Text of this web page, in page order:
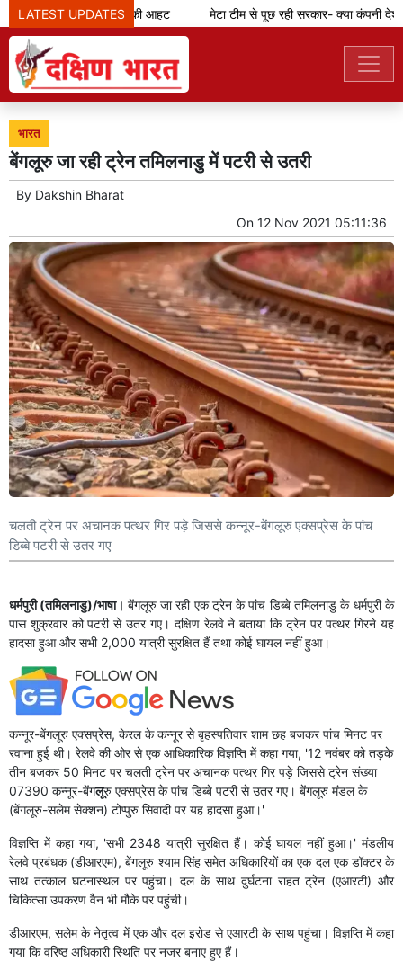
LATEST UPDATES
बांग्लादेश में 'तूफान' की आहट मेटा टीम से पूछ रही सरकार- क्या कंपनी देश
भारत
बेंगलूरु जा रही ट्रेन तमिलनाडु में पटरी से उतरी
By Dakshin Bharat
On 12 Nov 2021 05:11:36
चलती ट्रेन पर अचानक पत्थर गिर पड़े जिससे कन्नूर-बेंगलूरु एक्सप्रेस के पांच
डिब्बे पटरी से उतर गए
धर्मपुरी (तमिलनाडु)/भाषा। बेंगलूरु जा रही एक ट्रेन के पांच डिब्बे तमिलनाडु के धर्मपुरी के
पास शुक्रवार को पटरी से उतर गए। दक्षिण रेलवे ने बताया कि ट्रेन पर पत्थर गिरने यह
हादसा हुआ और सभी 2,000 यात्री सुरक्षित हैं तथा कोई घायल नहीं हुआ।
कन्नूर-बेंगलूरु एक्सप्रेस, केरल के कन्नूर से बृहस्पतिवार शाम छह बजकर पांच मिनट पर
रवाना हुई थी। रेलवे की ओर से एक आधिकारिक विज्ञप्ति में कहा गया, '12 नवंबर को तड़के
तीन बजकर 50 मिनट पर चलती ट्रेन पर अचानक पत्थर गिर पड़े जिससे ट्रेन संख्या
07390 कन्नूर-बेंगलूरु एक्सप्रेस के पांच डिब्बे पटरी से उतर गए। बेंगलूरु मंडल के
(बेंगलूरु-सलेम सेक्शन) टोप्पुरु सिवादी पर यह हादसा हुआ।'
विज्ञप्ति में कहा गया, 'सभी 2348 यात्री सुरक्षित हैं। कोई घायल नहीं हुआ।' मंडलीय
रेलवे प्रबंधक (डीआरएम), बेंगलूरु श्याम सिंह समेत अधिकारियों का एक दल एक डॉक्टर के
साथ तत्काल घटनास्थल पर पहुंचा। दल के साथ दुर्घटना राहत ट्रेन (एआरटी) और
चिकित्सा उपकरण वैन भी मौके पर पहुंची।
डीआरएम, सलेम के नेतृत्व में एक और दल इरोड से एआरटी के साथ पहुंचा। विज्ञप्ति में कहा
गया कि वरिष्ठ अधिकारी स्थिति पर नजर बनाए हुए हैं।